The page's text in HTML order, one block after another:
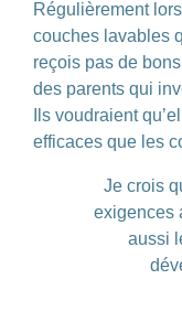
Régulièrement
couches lavables
reçois pas de
des parents qui
Ils voudraient
efficaces que les
Je crois
exigences
aussi